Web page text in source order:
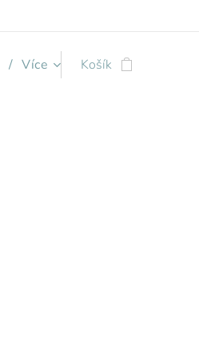
Více Košík